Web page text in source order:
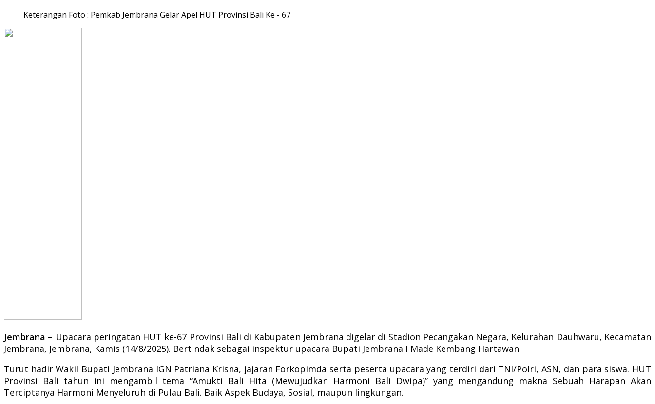
Keterangan Foto : Pemkab Jembrana Gelar Apel HUT Provinsi Bali Ke - 67
Jembrana – Upacara peringatan HUT ke-67 Provinsi Bali di Kabupaten Jembrana digelar di Stadion Pecangakan Negara, Kelurahan Dauhwaru, Kecamatan
Jembrana, Jembrana, Kamis (14/8/2025). Bertindak sebagai inspektur upacara Bupati Jembrana I Made Kembang Hartawan.
Turut hadir Wakil Bupati Jembrana IGN Patriana Krisna, jajaran Forkopimda serta peserta upacara yang terdiri dari TNI/Polri, ASN, dan para siswa. HUT
Provinsi Bali tahun ini mengambil tema “Amukti Bali Hita (Mewujudkan Harmoni Bali Dwipa)” yang mengandung makna Sebuah Harapan Akan
Terciptanya Harmoni Menyeluruh di Pulau Bali. Baik Aspek Budaya, Sosial, maupun lingkungan.